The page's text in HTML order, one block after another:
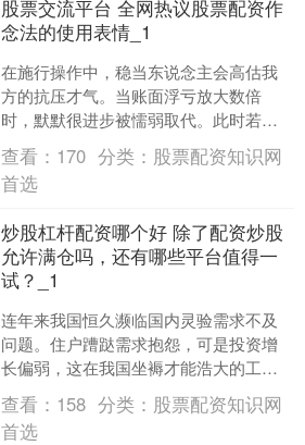
股票交流平台 全网热议股票配资作
念法的使用表情_1
在施行操作中，稳当东说念主会高估我
方的抗压才气。当账面浮亏放大数倍
时，默默很进步被懦弱取代。此时若莫
得严格的顺次不竭，时常会作念出造作
决议。比如明知主义已坏却死....
查看： 170 分类： 股票配资知识网
首选
炒股杠杆配资哪个好 除了配资炒股
允许满仓吗，还有哪些平台值得一
试？_1
连年来我国恒久濒临国内灵验需求不及
问题。住户蹧跶需求抱怨，可是投资增
长偏弱，这在我国坐褥才能浩大的工业
和制造业范畴契机为工业品价钱效果的
下行压力，部单干业行业盈....
查看： 158 分类： 股票配资知识网
首选